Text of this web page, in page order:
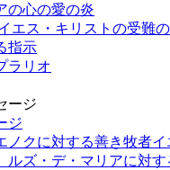
の心の愛の炎
エス・キリストの受難
指示
ラリオ
ージ
ジ
ノクに対する善き牧者
ルズ・デ・マリアに対